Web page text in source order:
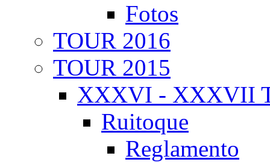
Fotos
TOUR 2016
TOUR 2015
XXXVI - XXXVII
Ruitoque
Reglamento